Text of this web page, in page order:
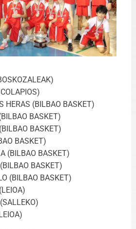
HERAS (BILBAO BASKET)
BASKET)
BASKET)
BASKET)
(BILBAO BASKET)
BASKET)
(BILBAO BASKET)